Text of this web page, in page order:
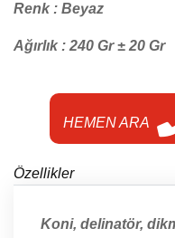
Renk : Beyaz
Ağırlık : 240 Gr ± 20 Gr
HEMEN ARA
Özellikler
Koni, delinatör,